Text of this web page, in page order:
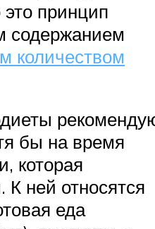
принцип
содержанием
количеством
бы на время
которая
К ней относятся
еда